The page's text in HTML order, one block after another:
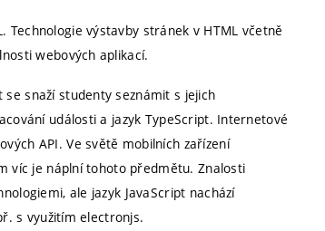
výstavby stránek v HTML včetně
webových aplikací.
snaží studenty seznámit s jejich
události a jazyk TypeScript. Internetové
API. Ve světě mobilních zařízení
víc je náplní tohoto předmětu. Znalosti
ale jazyk JavaScript nachází
s využitím electronjs.